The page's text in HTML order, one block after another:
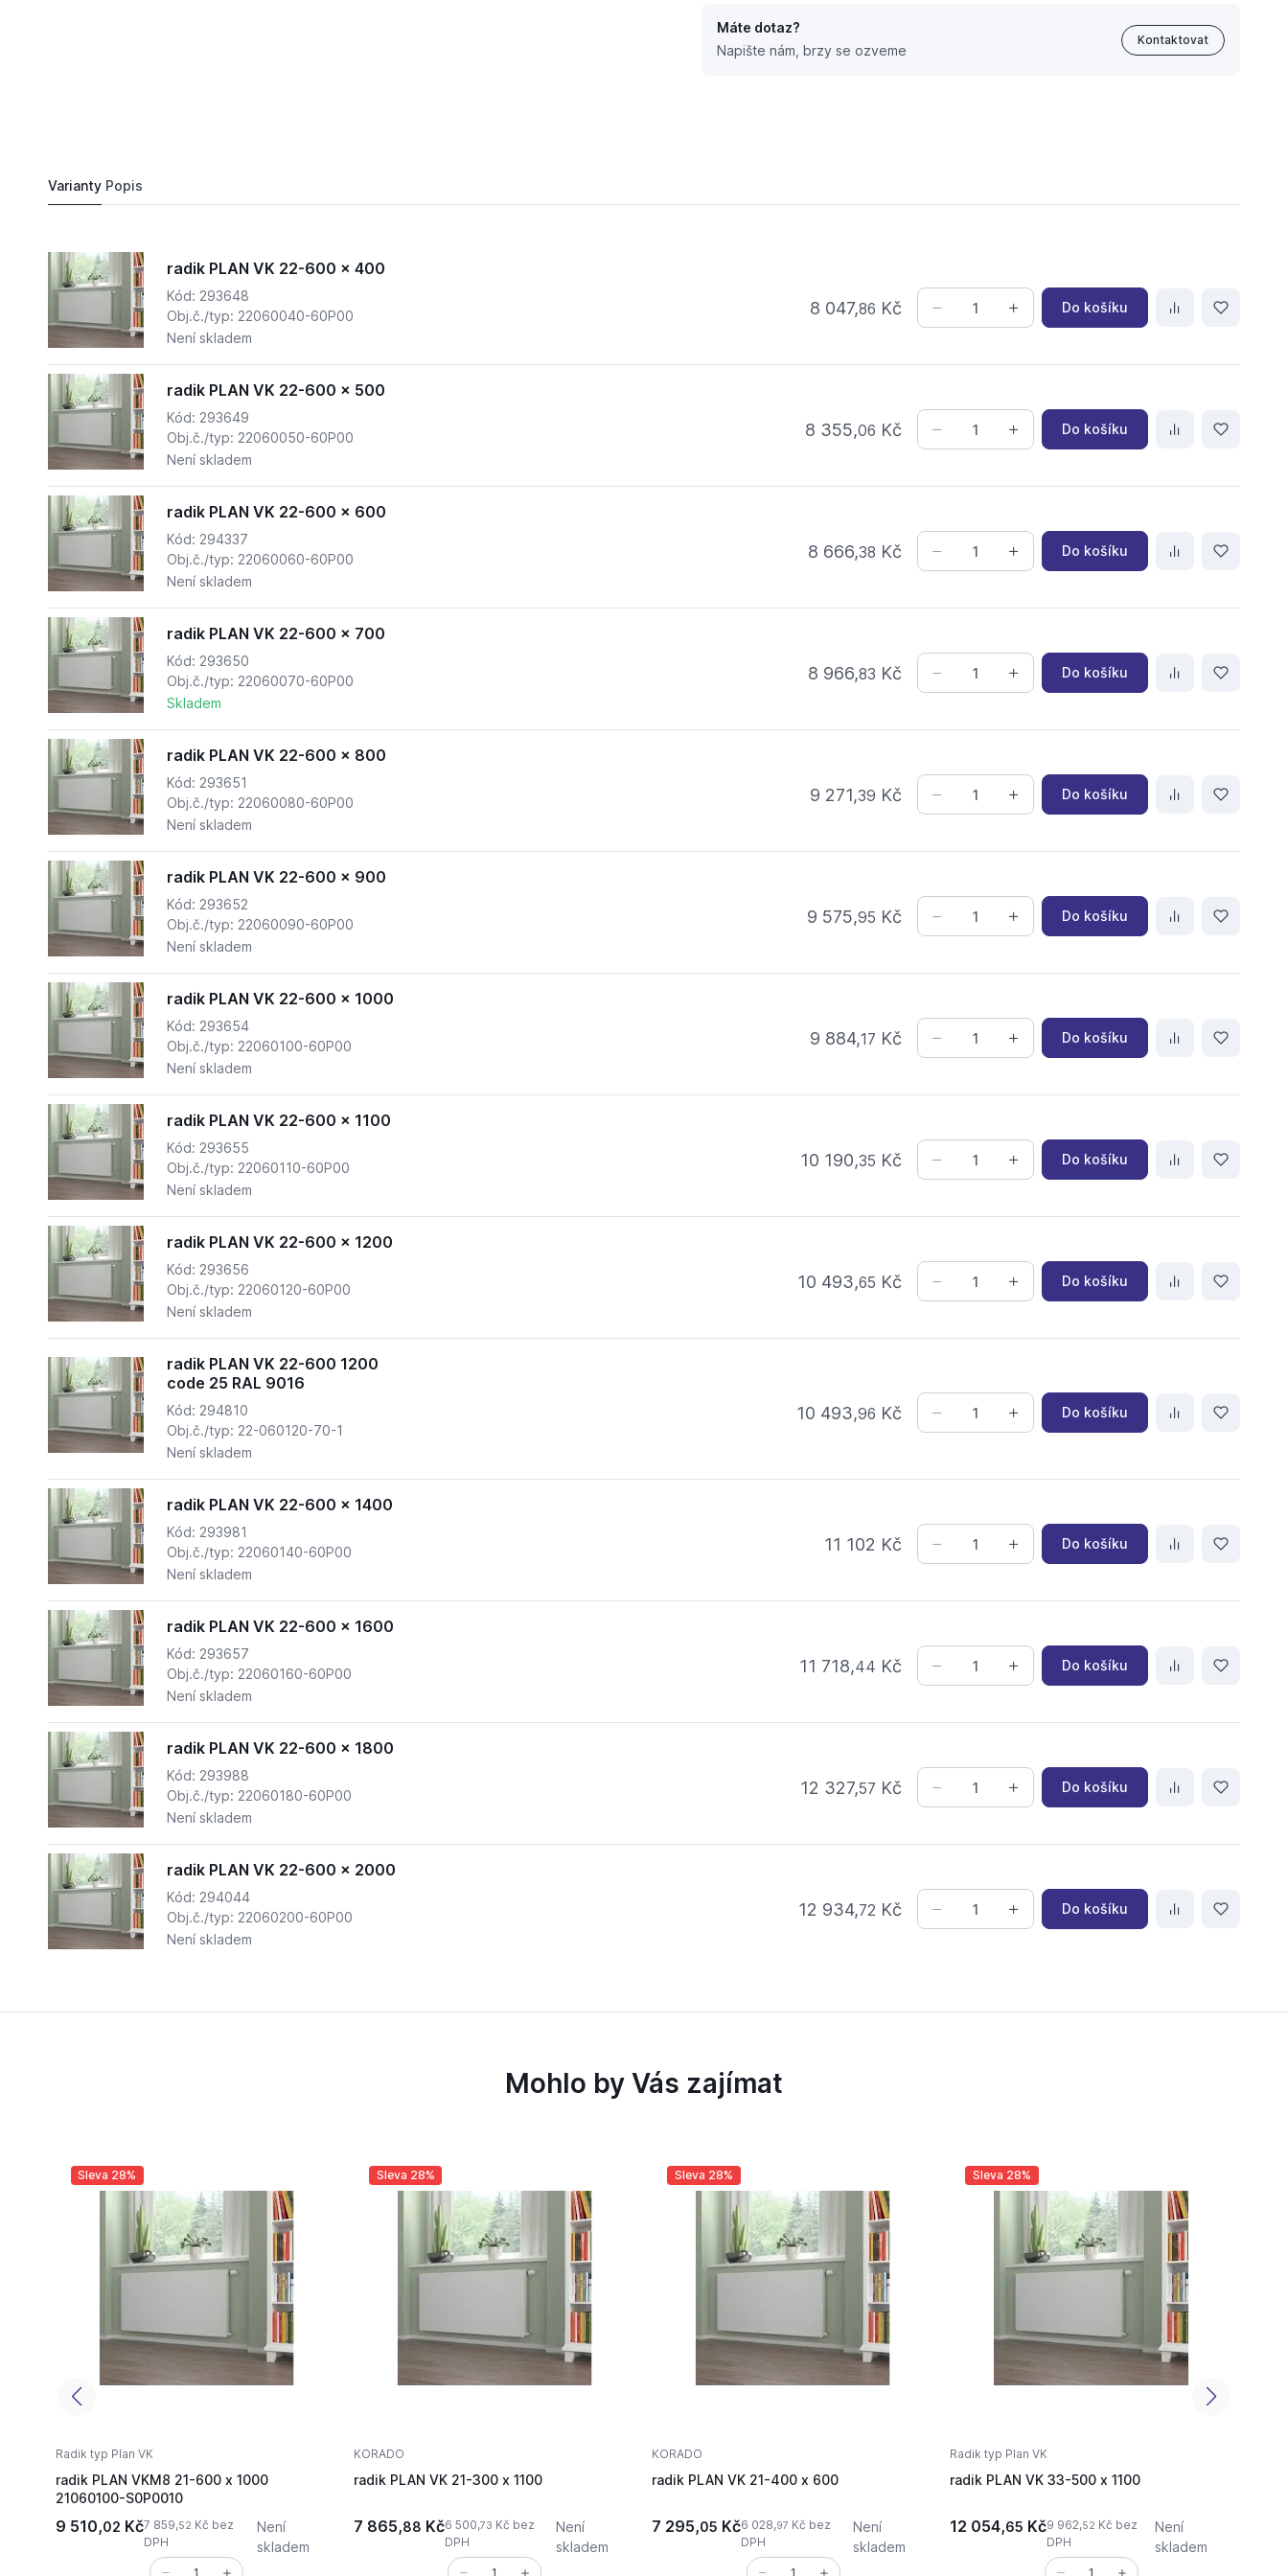
Máte dotaz?
Napište nám, brzy se ozveme
Kontaktovat
Varianty Popis
radik PLAN VK 22-600 x 400
Kód: 293648
Obj.č./typ: 22060040-60P00
Není skladem
8 047,86 Kč Do košíku
radik PLAN VK 22-600 x 500
Kód: 293649
Obj.č./typ: 22060050-60P00
Není skladem
8 355,06 Kč Do košíku
radik PLAN VK 22-600 x 600
Kód: 294337
Obj.č./typ: 22060060-60P00
Není skladem
8 666,38 Kč Do košíku
radik PLAN VK 22-600 x 700
Kód: 293650
Obj.č./typ: 22060070-60P00
Skladem
8 966,83 Kč Do košíku
radik PLAN VK 22-600 x 800
Kód: 293651
Obj.č./typ: 22060080-60P00
Není skladem
9 271,39 Kč Do košíku
radik PLAN VK 22-600 x 900
Kód: 293652
Obj.č./typ: 22060090-60P00
Není skladem
9 575,95 Kč Do košíku
radik PLAN VK 22-600 x 1000
Kód: 293654
Obj.č./typ: 22060100-60P00
Není skladem
9 884,17 Kč Do košíku
radik PLAN VK 22-600 x 1100
Kód: 293655
Obj.č./typ: 22060110-60P00
Není skladem
10 190,35 Kč Do košíku
radik PLAN VK 22-600 x 1200
Kód: 293656
Obj.č./typ: 22060120-60P00
Není skladem
10 493,65 Kč Do košíku
radik PLAN VK 22-600 1200
code 25 RAL 9016
Kód: 294810
Obj.č./typ: 22-060120-70-1
Není skladem
10 493,96 Kč Do košíku
radik PLAN VK 22-600 x 1400
Kód: 293981
Obj.č./typ: 22060140-60P00
Není skladem
11 102 Kč Do košíku
radik PLAN VK 22-600 x 1600
Kód: 293657
Obj.č./typ: 22060160-60P00
Není skladem
11 718,44 Kč Do košíku
radik PLAN VK 22-600 x 1800
Kód: 293988
Obj.č./typ: 22060180-60P00
Není skladem
12 327,57 Kč Do košíku
radik PLAN VK 22-600 x 2000
Kód: 294044
Obj.č./typ: 22060200-60P00
Není skladem
12 934,72 Kč Do košíku
Mohlo by Vás zajímat
Sleva 28%
Radik typ Plan VK
radik PLAN VKM8 21-600 x 1000
21060100-S0P0010
9 510,02 Kč7 859,52 Kč bez
DPH
Není
skladem
Sleva 28%
KORADO
radik PLAN VK 21-300 x 1100
7 865,88 Kč6 500,73 Kč bez
DPH
Není
skladem
Sleva 28%
KORADO
radik PLAN VK 21-400 x 600
7 295,05 Kč6 028,97 Kč bez
DPH
Není
skladem
Sleva 28%
Radik typ Plan VK
radik PLAN VK 33-500 x 1100
12 054,65 Kč9 962,52 Kč bez
DPH
Není
skladem